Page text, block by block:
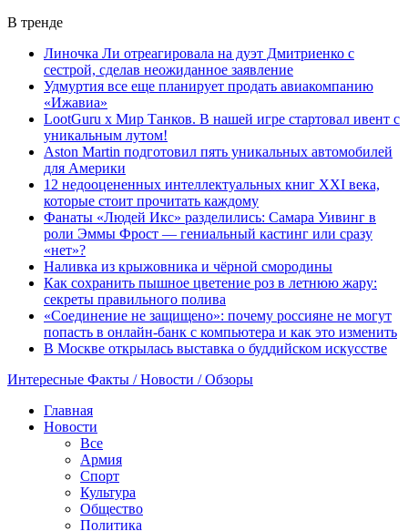
В тренде
Линочка Ли отреагировала на дуэт Дмитриенко с
сестрой, сделав неожиданное заявление
Удмуртия все еще планирует продать авиакомпанию
«Ижавиа»
LootGuru x Мир Танков. В нашей игре стартовал ивент с
уникальным лутом!
Aston Martin подготовил пять уникальных автомобилей
для Америки
12 недооцененных интеллектуальных книг XXI века,
которые стоит прочитать каждому
Фанаты «Людей Икс» разделились: Самара Уивинг в
роли Эммы Фрост — гениальный кастинг или сразу
«нет»?
Наливка из крыжовника и чёрной смородины
Как сохранить пышное цветение роз в летнюю жару:
секреты правильного полива
«Соединение не защищено»: почему россияне не могут
попасть в онлайн-банк с компьютера и как это изменить
В Москве открылась выставка о буддийском искусстве
Интересные Факты / Новости / Обзоры
Главная
Новости
Все
Армия
Спорт
Культура
Общество
Политика